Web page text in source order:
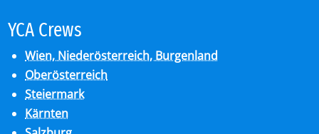
YCA Crews
Wien, Niederösterreich, Burgenland
Oberösterreich
Steiermark
Kärnten